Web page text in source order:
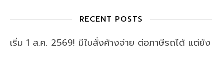
RECENT POSTS
เริ่ม 1 ส.ค. 2569! มีใบสั่งค้างจ่าย ต่อภาษีรถได้ แต่ยัง